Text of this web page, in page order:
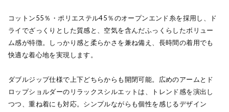
コットン55％・ポリエステル45％のオープンエンド糸を採用し、ド
ライでざっくりとした質感と、空気を含んだふっくらしたボリュー
ム感が特徴。しっかり感と柔らかさを兼ね備え、長時間の着用でも
快適な着心地を実現します。
ダブルジップ仕様で上下どちらからも開閉可能。広めのアームとド
ロップショルダーのリラックスシルエットは、トレンド感を演出し
つつ、重ね着にも対応。シンプルながらも個性を感じるデザイン